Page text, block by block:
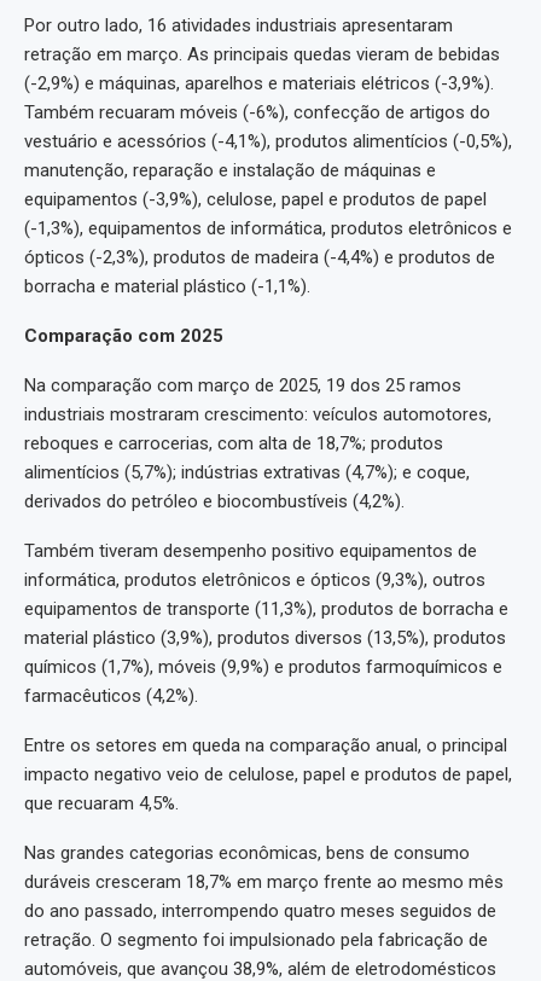
Por outro lado, 16 atividades industriais apresentaram
retração em março. As principais quedas vieram de bebidas
(-2,9%) e máquinas, aparelhos e materiais elétricos (-3,9%).
Também recuaram móveis (-6%), confecção de artigos do
vestuário e acessórios (-4,1%), produtos alimentícios (-0,5%),
manutenção, reparação e instalação de máquinas e
equipamentos (-3,9%), celulose, papel e produtos de papel
(-1,3%), equipamentos de informática, produtos eletrônicos e
ópticos (-2,3%), produtos de madeira (-4,4%) e produtos de
borracha e material plástico (-1,1%).
Comparação com 2025
Na comparação com março de 2025, 19 dos 25 ramos
industriais mostraram crescimento: veículos automotores,
reboques e carrocerias, com alta de 18,7%; produtos
alimentícios (5,7%); indústrias extrativas (4,7%); e coque,
derivados do petróleo e biocombustíveis (4,2%).
Também tiveram desempenho positivo equipamentos de
informática, produtos eletrônicos e ópticos (9,3%), outros
equipamentos de transporte (11,3%), produtos de borracha e
material plástico (3,9%), produtos diversos (13,5%), produtos
químicos (1,7%), móveis (9,9%) e produtos farmoquímicos e
farmacêuticos (4,2%).
Entre os setores em queda na comparação anual, o principal
impacto negativo veio de celulose, papel e produtos de papel,
que recuaram 4,5%.
Nas grandes categorias econômicas, bens de consumo
duráveis cresceram 18,7% em março frente ao mesmo mês
do ano passado, interrompendo quatro meses seguidos de
retração. O segmento foi impulsionado pela fabricação de
automóveis, que avançou 38,9%, além de eletrodomésticos